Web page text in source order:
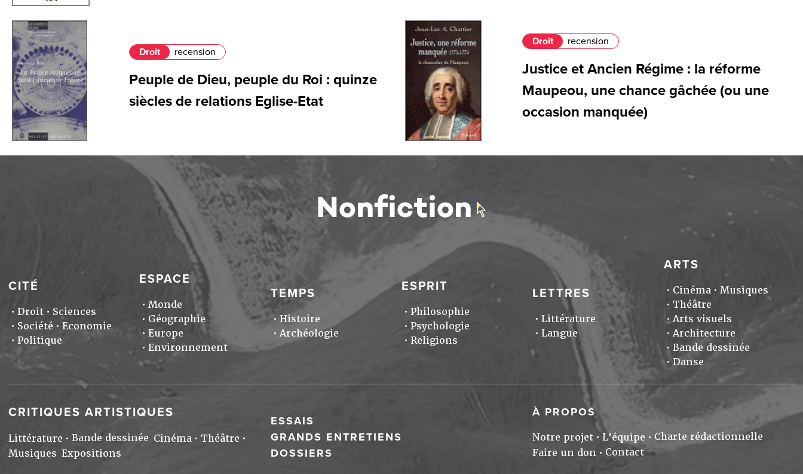
Droit recension
Peuple de Dieu, peuple du Roi : quinze
siècles de relations Eglise-Etat
Droit recension
Justice et Ancien Régime : la réforme
Maupeou, une chance gâchée (ou une
occasion manquée)
CITÉ
Droit
Sciences
Société
Economie
Politique
ESPACE
Monde
Géographie
Europe
Environnement
TEMPS
Histoire
Archéologie
ESPRIT
Philosophie
Psychologie
Religions
LETTRES
Littérature
Langue
ARTS
Cinéma
Musiques
Théâtre
Arts visuels
Architecture
Bande dessinée
Danse
CRITIQUES ARTISTIQUES
Littérature Bande dessinée Cinéma
Théâtre
Musiques Expositions
ESSAIS
GRANDS ENTRETIENS
DOSSIERS
À PROPOS
Notre projet L'équipe
Charte rédactionnelle
Faire un don
Contact